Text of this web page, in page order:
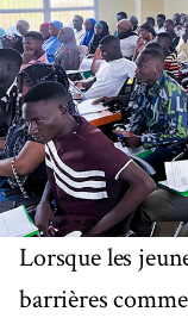
Lorsque les
barrières